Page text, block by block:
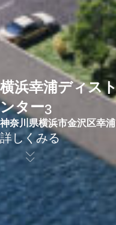
横浜幸浦ディス
ンター3
神奈川県横浜市金沢区幸浦
詳しくみる